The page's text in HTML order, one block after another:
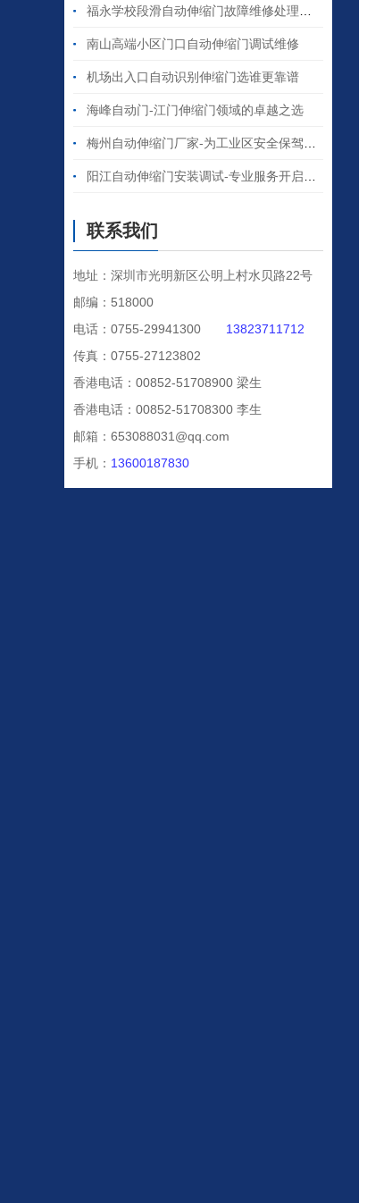
南山高端小区门口自动伸缩门调试维修
机场出入口自动识别伸缩门选谁更靠谱
海峰自动门-江门伸缩门领域的卓越之选
联系我们
地址：深圳市光明新区公明上村水贝路22号
邮编：518000
电话：0755-29941300 13823711712
传真：0755-27123802
香港电话：00852-51708900 梁生
香港电话：00852-51708300 李生
邮箱：653088031@qq.com
手机： 13600187830